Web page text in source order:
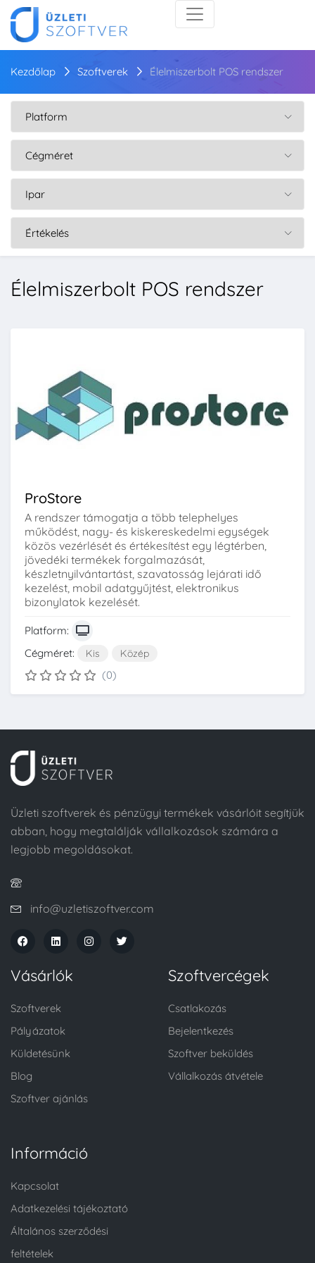
Kezdőlap Szoftverek Élelmiszerbolt POS rendszer
Élelmiszerbolt POS rendszer
ProStore
A rendszer támogatja a több telephelyes
működést, nagy- és kiskereskedelmi egységek
közös vezérlését és értékesítést egy légtérben,
jövedéki termékek forgalmazását,
készletnyilvántartást, szavatosság lejárati idő
kezelést, mobil adatgyűjtést, elektronikus
bizonylatok kezelését.
Platform:
Cégméret:
Kis Közép
(0)
Üzleti szoftverek és pénzügyi termékek vásárlóit segítjük
abban, hogy megtalálják vállalkozások számára a
legjobb megoldásokat.
info@uzletiszoftver.com
Vásárlók
Szoftverek
Pályázatok
Küldetésünk
Blog
Szoftver ajánlás
Szoftvercégek
Csatlakozás
Bejelentkezés
Szoftver beküldés
Vállalkozás átvétele
Információ
Kapcsolat
Adatkezelési tájékoztató
Általános szerződési
feltételek